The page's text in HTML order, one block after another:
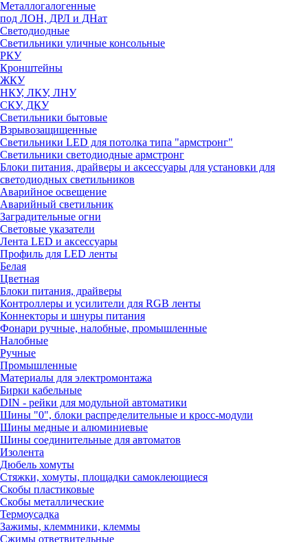
Металлогалогенные
под ЛОН, ДРЛ и ДНат
Светодиодные
Светильники уличные консольные
РКУ
Кронштейны
ЖКУ
НКУ, ЛКУ, ЛНУ
СКУ, ДКУ
Светильники бытовые
Взрывозащищенные
Светильники LED для потолка типа "армстронг"
Светильники светодиодные армстронг
Блоки питания, драйверы и аксессуары для установки для
светодиодных светильников
Аварийное освещение
Аварийный светильник
Заградительные огни
Световые указатели
Лента LED и аксессуары
Профиль для LED ленты
Белая
Цветная
Блоки питания, драйверы
Контроллеры и усилители для RGB ленты
Коннекторы и шнуры питания
Фонари ручные, налобные, промышленные
Налобные
Ручные
Промышленные
Материалы для электромонтажа
Бирки кабельные
DIN - рейки для модульной автоматики
Шины "0", блоки распределительные и кросс-модули
Шины медные и алюминиевые
Шины соединительные для автоматов
Изолента
Дюбель хомуты
Стяжки, хомуты, площадки самоклеющиеся
Скобы пластиковые
Скобы металлические
Термоусадка
Зажимы, клеммники, клеммы
Сжимы ответвительные